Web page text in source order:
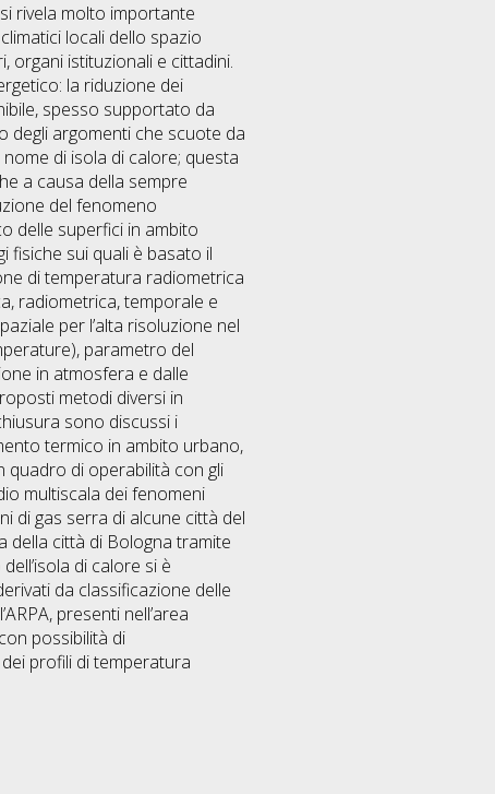
rivela molto importante
locali dello spazio
organi istituzionali e cittadini.
la riduzione dei
spesso supportato da
degli argomenti che scuote da
di isola di calore; questa
a causa della sempre
del fenomeno
delle superfici in ambito
fisiche sui quali è basato il
di temperatura radiometrica
radiometrica, temporale e
per l’alta risoluzione nel
parametro del
in atmosfera e dalle
metodi diversi in
sono discussi i
termico in ambito urbano,
quadro di operabilità con gli
multiscala dei fenomeni
di gas serra di alcune città del
della città di Bologna tramite
di calore si è
da classificazione delle
presenti nell’area
possibilità di
profili di temperatura